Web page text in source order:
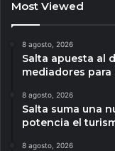
Most Viewed
8 agosto, 2026
Salta apuesta al
mediadores
8 agosto, 2026
Salta suma una
potencia el
8 agosto, 2026